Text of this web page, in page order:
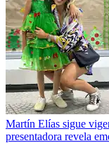
Martín Elías sigue
presentadora revela